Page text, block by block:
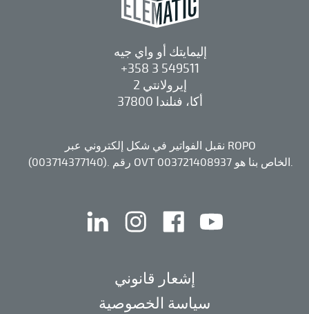
إليمايتك أو واي جيه
+358 3 549511
إيرولانتي 2
37800 أكا، فنلندا
نقبل الفواتير في شكل إلكتروني عبر ROPO
(003714377140). رقم OVT الخاص بنا هو 003721408937.
لينكد إن إنستقرام الفيس بوك
إشعار قانوني
سياسة الخصوصية